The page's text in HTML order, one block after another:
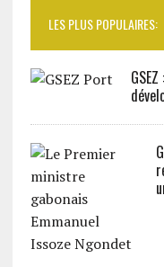
LES PLUS POPULAIRES: